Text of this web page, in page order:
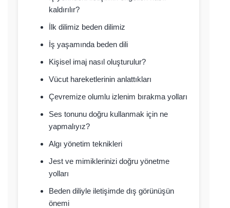
kaldırılır?
İlk dilimiz beden dilimiz
İş yaşamında beden dili
Kişisel imaj nasıl oluşturulur?
Vücut hareketlerinin anlattıkları
Çevremize olumlu izlenim bırakma yolları
Ses tonunu doğru kullanmak için ne
yapmalıyız?
Algı yönetim teknikleri
Jest ve mimiklerinizi doğru yönetme
yolları
Beden diliyle iletişimde dış görünüşün
önemi